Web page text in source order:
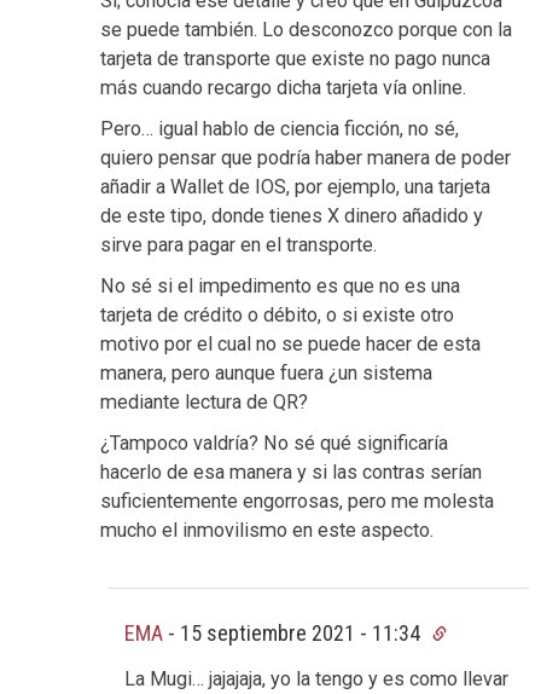
se puede también. Lo desconozco porque con la
tarjeta de transporte que existe no pago nunca
más cuando recargo dicha tarjeta vía online.
Pero… igual hablo de ciencia ficción, no sé,
quiero pensar que podría haber manera de poder
añadir a Wallet de IOS, por ejemplo, una tarjeta
de este tipo, donde tienes X dinero añadido y
sirve para pagar en el transporte.
No sé si el impedimento es que no es una
tarjeta de crédito o débito, o si existe otro
motivo por el cual no se puede hacer de esta
manera, pero aunque fuera ¿un sistema
mediante lectura de QR?
¿Tampoco valdría? No sé qué significaría
hacerlo de esa manera y si las contras serían
suficientemente engorrosas, pero me molesta
mucho el inmovilismo en este aspecto.
EMA - 15 septiembre 2021 - 11:34
La Mugi… jajajaja, yo la tengo y es como llevar